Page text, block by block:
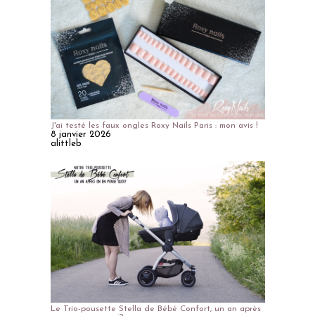
J'ai testé les faux ongles Roxy Nails Paris : mon avis !
8 janvier 2026
alittleb
Le Trio-pousette Stella de Bébé Confort, un an après